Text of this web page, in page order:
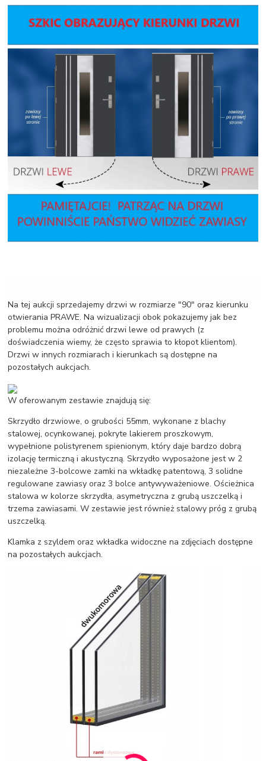
Na tej aukcji sprzedajemy drzwi w rozmiarze "90" oraz kierunku
otwierania PRAWE. Na wizualizacji obok pokazujemy jak bez
problemu można odróżnić drzwi lewe od prawych (z
doświadczenia wiemy, że często sprawia to kłopot klientom).
Drzwi w innych rozmiarach i kierunkach są dostępne na
pozostałych aukcjach.
W oferowanym zestawie znajdują się:
Skrzydło drzwiowe, o grubości 55mm, wykonane z blachy
stalowej, ocynkowanej, pokryte lakierem proszkowym,
wypełnione polistyrenem spienionym, który daje bardzo dobrą
izolację termiczną i akustyczną. Skrzydło wyposażone jest w 2
niezależne 3-bolcowe zamki na wkładkę patentową, 3 solidne
regulowane zawiasy oraz 3 bolce antywyważeniowe. Ościeżnica
stalowa w kolorze skrzydła, asymetryczna z grubą uszczelką i
trzema zawiasami. W zestawie jest również stalowy próg z grubą
uszczelką.
Klamka z szyldem oraz wkładka widoczne na zdjęciach dostępne
na pozostałych aukcjach.